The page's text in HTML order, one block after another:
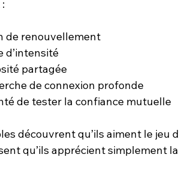
de renouvellement
d’intensité
partagée
de connexion profonde
de tester la confiance mutuelle
découvrent qu’ils aiment le jeu
qu’ils apprécient simplement